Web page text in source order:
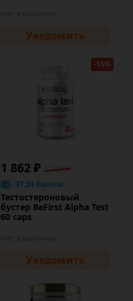
Уведомить
-15%
1 862 ₽ 2 190 ₽
37.24 баллов
Тестостероновый
бустер BeFirst Alpha Test
60 caps
Уведомить